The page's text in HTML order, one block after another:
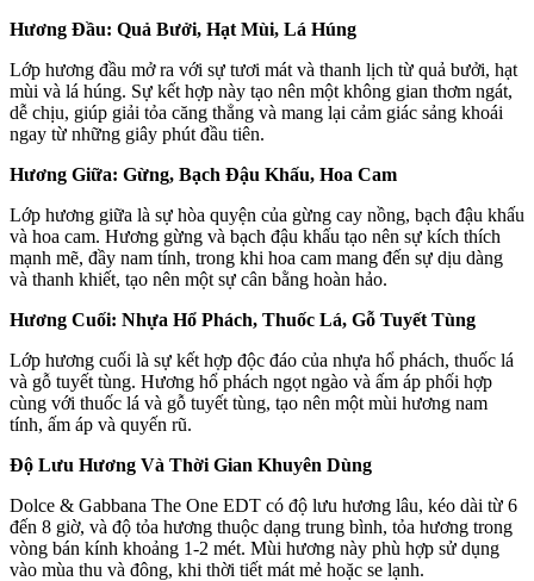
Hương Đầu: Quả Bưởi, Hạt Mùi, Lá Húng
Lớp hương đầu mở ra với sự tươi mát và thanh lịch từ quả bưởi, hạt
mùi và lá húng. Sự kết hợp này tạo nên một không gian thơm ngát,
dễ chịu, giúp giải tỏa căng thẳng và mang lại cảm giác sảng khoái
ngay từ những giây phút đầu tiên.
Hương Giữa: Gừng, Bạch Đậu Khấu, Hoa Cam
Lớp hương giữa là sự hòa quyện của gừng cay nồng, bạch đậu khấu
và hoa cam. Hương gừng và bạch đậu khấu tạo nên sự kích thích
mạnh mẽ, đầy nam tính, trong khi hoa cam mang đến sự dịu dàng
và thanh khiết, tạo nên một sự cân bằng hoàn hảo.
Hương Cuối: Nhựa Hổ Phách, Thuốc Lá, Gỗ Tuyết Tùng
Lớp hương cuối là sự kết hợp độc đáo của nhựa hổ phách, thuốc lá
và gỗ tuyết tùng. Hương hổ phách ngọt ngào và ấm áp phối hợp
cùng với thuốc lá và gỗ tuyết tùng, tạo nên một mùi hương nam
tính, ấm áp và quyến rũ.
Độ Lưu Hương Và Thời Gian Khuyên Dùng
Dolce & Gabbana The One EDT có độ lưu hương lâu, kéo dài từ 6
đến 8 giờ, và độ tỏa hương thuộc dạng trung bình, tỏa hương trong
vòng bán kính khoảng 1-2 mét. Mùi hương này phù hợp sử dụng
vào mùa thu và đông, khi thời tiết mát mẻ hoặc se lạnh.